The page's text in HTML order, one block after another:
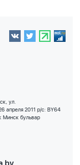
ул.
апреля 2011 р/с: BY64
бульвар